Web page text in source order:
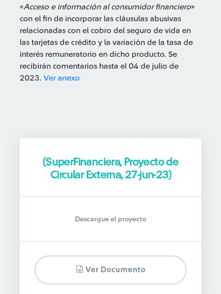
«Acceso e información al consumidor financiero»
con el fin de incorporar las cláusulas abusivas
relacionadas con el cobro del seguro de vida en
las tarjetas de crédito y la variación de la tasa de
interés remuneratorio en dicho producto. Se
recibirán comentarios hasta el 04 de julio de
2023. Ver anexo
(SuperFinanciera, Proyecto de
Circular Externa, 27-jun-23)
Descargue el proyecto
Ver Documento